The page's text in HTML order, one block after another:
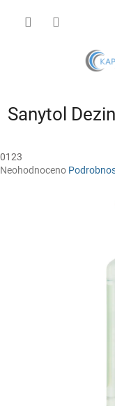
Sanytol
0123
Průměrné
Neohodnoceno